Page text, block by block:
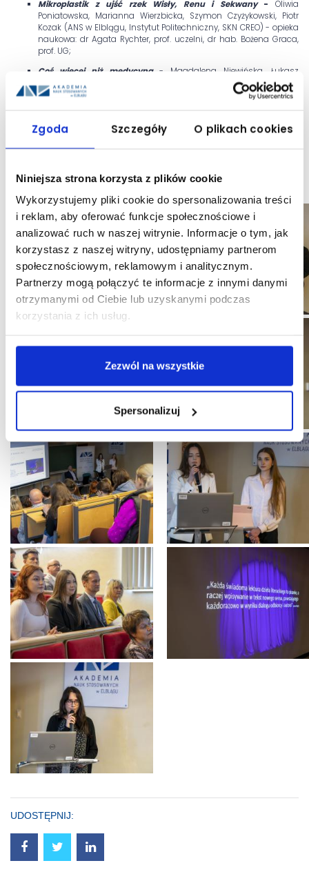
Zgoda Szczegóły O plikach cookies
Niniejsza strona korzysta z plików cookie
Wykorzystujemy pliki cookie do spersonalizowania treści
i reklam, aby oferować funkcje społecznościowe i
analizować ruch w naszej witrynie. Informacje o tym, jak
korzystasz z naszej witryny, udostępniamy partnerom
społecznościowym, reklamowym i analitycznym.
Partnerzy mogą połączyć te informacje z innymi danymi
otrzymanymi od Ciebie lub uzyskanymi podczas
korzystania z ich usług.
Zezwól na wszystkie
Spersonalizuj
Mikroplastik z ujść rzek Wisły, Renu i Sekwany-Oliwia
Poniatowska, Marianna Wierzbicka, Szymon Czyżykowski, Piotr
Kozak (ANS w Elblągu, Instytut Politechniczny, SKN CREO) - opieka
naukowa: dr Agata Rychter, prof. uczelni, dr hab. Bożena Graca,
prof. UG;
Coś więcej niż medycyna- Magdalena Niewińska, Łukasz
Jurgielewicz, Sylwia Gierczak (ANS Instytut Nauk o Zdrowiu -
Pielęgniarstwo, SKN Sanitas).
doświadczeń między studentami i przedstawicielami uczelni.
Serdecznie dziękujemy wszystkim za wzięcie udziału w
UDOSTĘPNIJ: